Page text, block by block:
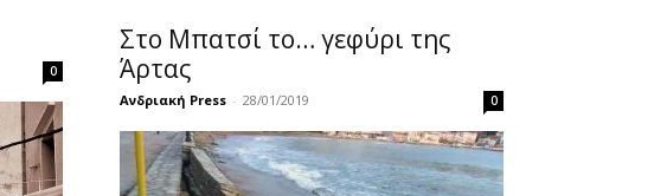
0
Στο Μπατσί το… γεφύρι της
Άρτας
Ανδριακή Press - 28/01/2019 0